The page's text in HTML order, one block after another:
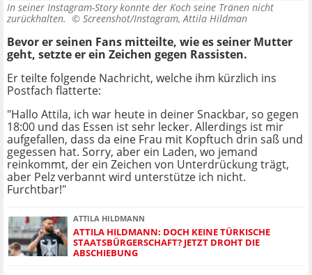
In seiner Instagram-Story konnte der Koch seine Tränen nicht
zurückhalten. © Screenshot/Instagram, Attila Hildman
Bevor er seinen Fans mitteilte, wie es seiner Mutter
geht, setzte er ein Zeichen gegen Rassisten.
Er teilte folgende Nachricht, welche ihm kürzlich ins
Postfach flatterte:
"Hallo Attila, ich war heute in deiner Snackbar, so gegen
18:00 und das Essen ist sehr lecker. Allerdings ist mir
aufgefallen, dass da eine Frau mit Kopftuch drin saß und
gegessen hat. Sorry, aber ein Laden, wo jemand
reinkommt, der ein Zeichen von Unterdrückung trägt,
aber Pelz verbannt wird unterstütze ich nicht.
Furchtbar!"
ATTILA HILDMANN
ATTILA HILDMANN: DOCH KEINE TÜRKISCHE
STAATSBÜRGERSCHAFT? JETZT DROHT DIE
ABSCHIEBUNG